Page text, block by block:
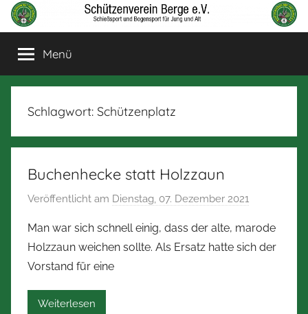
Zum
Inhalt
springenSchützenverein
Berge
und
Bogensport
für
Jung
Alt
Menü
Schlagwort: Schützenplatz
Buchenhecke statt Holzzaun
Veröffentlicht am Dienstag, 07. Dezember 2021
n
N
Man war sich schnell einig, dass der alte, marode
Holzzaun weichen sollte. Als Ersatz hatte sich der
Vorstand für eine
Weiterlesen